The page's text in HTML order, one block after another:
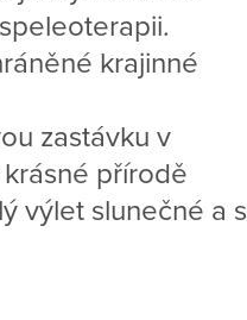
krajinné
zastávku v
přírodě
výlet slunečné a s